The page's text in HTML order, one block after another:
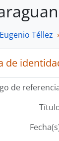
Téllez
de
de